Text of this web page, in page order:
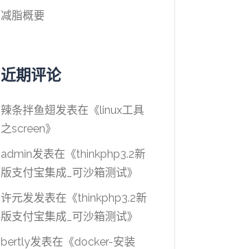
减脂概要
近期评论
辣条拌鱼翅发表在《linux工具
之screen》
admin发表在《thinkphp3.2新
版支付宝集成_可沙箱测试》
许元发发表在《thinkphp3.2新
版支付宝集成_可沙箱测试》
bertly发表在《docker-安装